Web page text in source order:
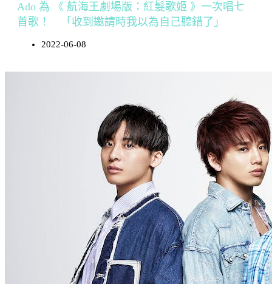
Ado 為 《 航海王劇場版：紅髮歌姬 》一次唱七
首歌！ 「收到邀請時我以為自己聽錯了」
2022-06-08